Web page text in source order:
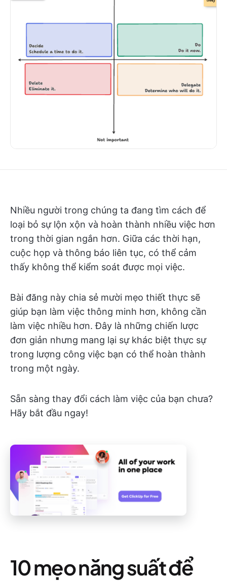
Nhiều người trong chúng ta đang tìm cách để
loại bỏ sự lộn xộn và hoàn thành nhiều việc hơn
trong thời gian ngắn hơn. Giữa các thời hạn,
cuộc họp và thông báo liên tục, có thể cảm
thấy không thể kiểm soát được mọi việc.
Bài đăng này chia sẻ mười mẹo thiết thực sẽ
giúp bạn làm việc thông minh hơn, không cần
làm việc nhiều hơn. Đây là những chiến lược
đơn giản nhưng mang lại sự khác biệt thực sự
trong lượng công việc bạn có thể hoàn thành
trong một ngày.
Sẵn sàng thay đổi cách làm việc của bạn chưa?
Hãy bắt đầu ngay!
10 mẹo năng suất để